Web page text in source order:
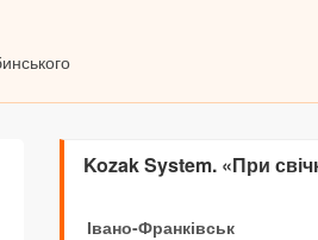
Kozak System. «При
Івано-Франківськ